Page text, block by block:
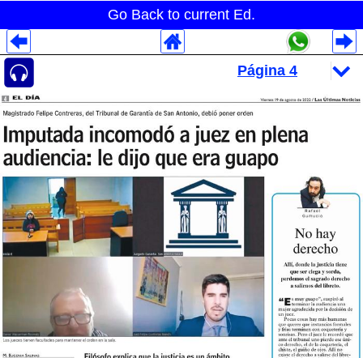
Go Back to current Ed.
Despliegues Analytics
Despliegues Totales
Despliegues por Rubros